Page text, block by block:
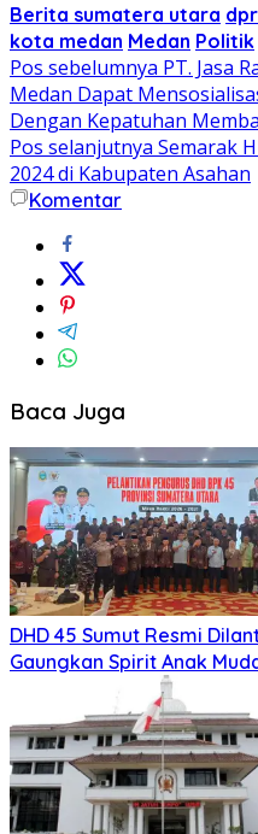
Berita sumatera utara
kota medan Medan Politik
Navigasi
pos
Pos sebelumnya PT. Jasa
Medan Dapat
Dengan Kepatuhan
Pos selanjutnya Semarak
2024 di Kabupaten Asahan
Komentar
Baca Juga
DHD 45 Sumut Resmi
Gaungkan Spirit Anak